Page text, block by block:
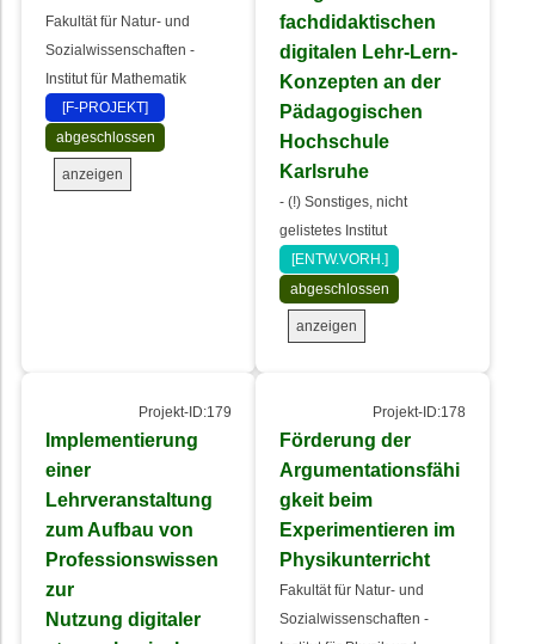
Fakultät für Natur- und
Sozialwissenschaften -
Institut für Mathematik
[F-PROJEKT]
abgeschlossen
anzeigen
fachdidaktischen
digitalen Lehr-Lern-
Konzepten an der
Pädagogischen
Hochschule
Karlsruhe
- (!) Sonstiges, nicht
gelistetes Institut
[ENTW.VORH.]
abgeschlossen
anzeigen
Projekt-ID:179
Implementierung
einer
Lehrveranstaltung
zum Aufbau von
Professionswissen
zur
Nutzung digitaler
Projekt-ID:178
Förderung der
Argumentationsfähi
gkeit beim
Experimentieren im
Physikunterricht
Fakultät für Natur- und
Sozialwissenschaften -